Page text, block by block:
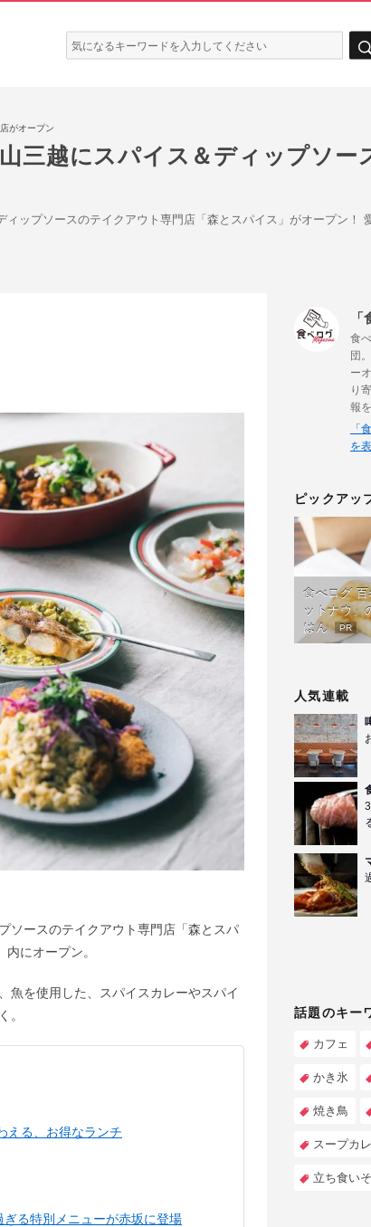
検
索:
がオープン
三越にスパイス＆ディップソー
ップソースのテイクアウト専⾨店「森とスパイス」がオープン！
ソースのテイクアウト専⾨店「森とスパ
にオープン。
⿂を使用した、スパイスカレーやスパイ
。
える、お得なランチ
る特別メニューが赤坂に登場
食
団
ー
り
報
「
を
ピックアッ
食べログ
ットナウ」
はん
PR
人気連載
話題のキー
カフェ
かき氷
焼き鳥
スープカ
立ち食い